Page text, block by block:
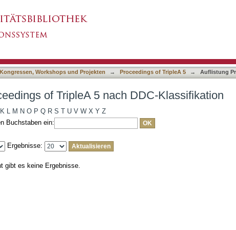
Workshops und Projekten → Proceedings of TripleA 5 →
Auflistung
of TripleA 5 nach DDC-Klassifikation
K L M N O P Q R S T U V W X Y Z
Buchstaben ein:
Ergebnisse:
gibt es keine Ergebnisse.